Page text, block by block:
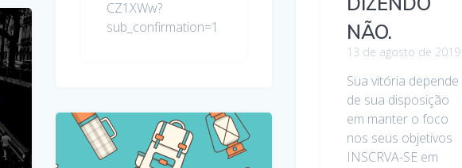
CZ1XWw?
sub_confirmation=1
NÃO.
13 de agosto de 2019
Sua vitória depende
de sua disposição
em manter o foco
nos seus objetivos
INSCRVA-SE em